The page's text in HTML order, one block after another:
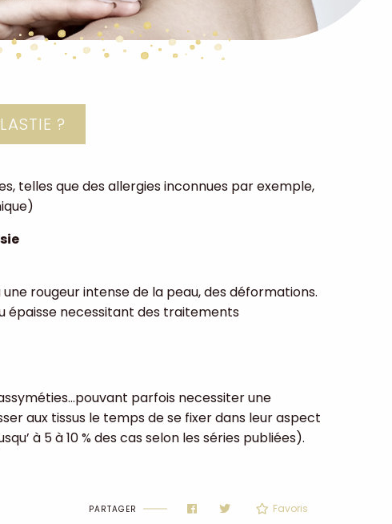
?
telles que des allergies inconnues par exemple,
rougeur intense de la peau, des déformations.
épaisse necessitant des traitements
parfois necessiter une
aux tissus le temps de se fixer dans leur aspect
à 5 à 10 % des cas selon les séries publiées).
PARTAGER Favoris